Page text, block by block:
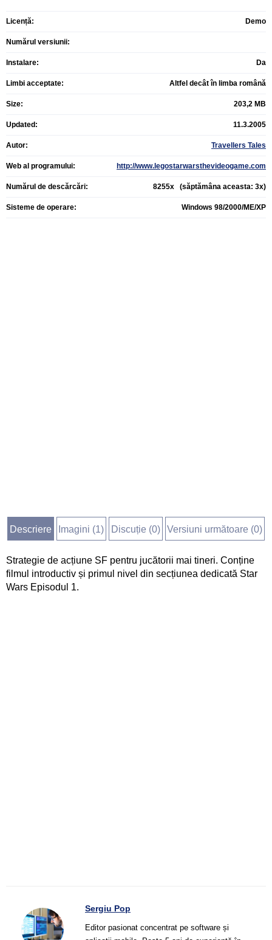
Licență: Demo
Numărul versiunii:
Instalare: Da
Limbi acceptate: Altfel decât în limba română
Size: 203,2 MB
Updated: 11.3.2005
Autor: Travellers Tales
Web al programului: http://www.legostarwarsthevideogame.com
Numărul de descărcări: 8255x (săptămâna aceasta: 3x)
Sisteme de operare: Windows 98/2000/ME/XP
Descriere Imagini (1) Discuție (0) Versiuni următoare (0)
Strategie de acțiune SF pentru jucătorii mai tineri. Conține
filmul introductiv și primul nivel din secțiunea dedicată Star
Wars Episodul 1.
Sergiu Pop
Editor pasionat concentrat pe software și